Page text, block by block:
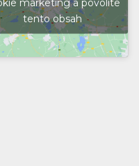
marketing a povolíte
tento obsah